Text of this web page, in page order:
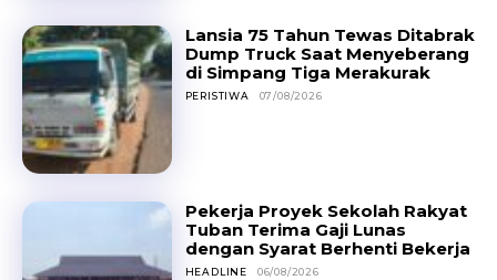
Lansia 75 Tahun Tewas Ditabrak
Dump Truck Saat Menyeberang
di Simpang Tiga Merakurak
PERISTIWA 07/08/2026
Pekerja Proyek Sekolah Rakyat
Tuban Terima Gaji Lunas
dengan Syarat Berhenti Bekerja
HEADLINE 06/08/2026